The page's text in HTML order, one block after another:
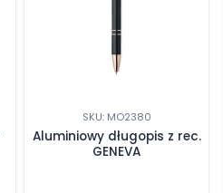
SKU: MO2380
Aluminiowy długopis z rec.
GENEVA